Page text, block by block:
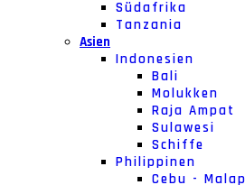
Südafrika
Tanzania
Asien
Indonesien
Bali
Molukken
Raja Ampat
Sulawesi
Schiffe
Philippinen
Cebu -